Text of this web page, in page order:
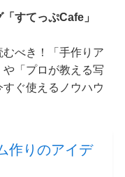
すてっぷCafe」
べき！「手作りア
「プロが教える写
ぐ使えるノウハウ
作りのアイデ